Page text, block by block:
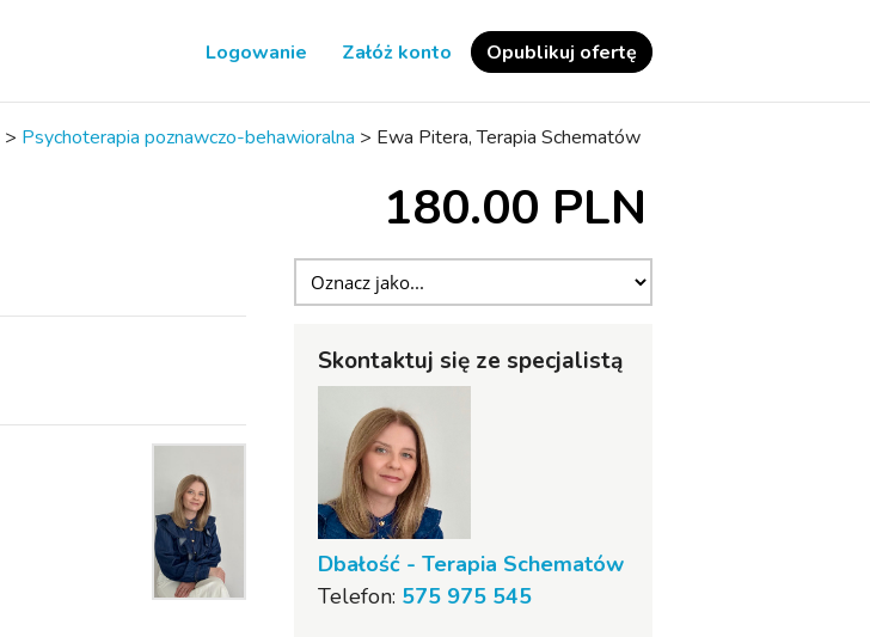
Logowanie Załóż konto Opublikuj ofertę
> Psychoterapia poznawczo-behawioralna > Ewa Pitera, Terapia Schematów
180.00 PLN
Skontaktuj się ze specjalistą
Dbałość - Terapia Schematów
Telefon: 575 975 545